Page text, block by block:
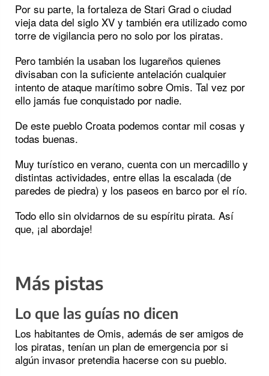
Por su parte, la fortaleza de Stari Grad o ciudad
vieja data del siglo XV y también era utilizado como
torre de vigilancia pero no solo por los piratas.
Pero también la usaban los lugareños quienes
divisaban con la suficiente antelación cualquier
intento de ataque marítimo sobre Omis. Tal vez por
ello jamás fue conquistado por nadie.
De este pueblo Croata podemos contar mil cosas y
todas buenas.
Muy turístico en verano, cuenta con un mercadillo y
distintas actividades, entre ellas la escalada (de
paredes de piedra) y los paseos en barco por el río.
Todo ello sin olvidarnos de su espíritu pirata. Así
que, ¡al abordaje!
Más pistas
Lo que las guías no dicen
Los habitantes de Omis, además de ser amigos de
los piratas, tenían un plan de emergencia por si
algún invasor pretendia hacerse con su pueblo.